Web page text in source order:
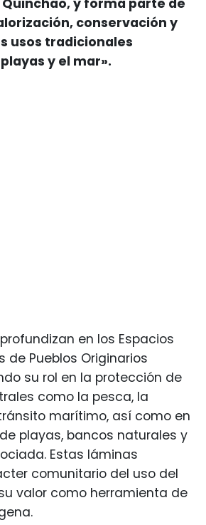
y forma parte de
conservación y
usos tradicionales
y el mar».
en los Espacios
de Pueblos Originarios
su rol en la protección de
como la pesca, la
marítimo, así como en
playas, bancos naturales y
Estas láminas
comunitario del uso del
valor como herramienta de